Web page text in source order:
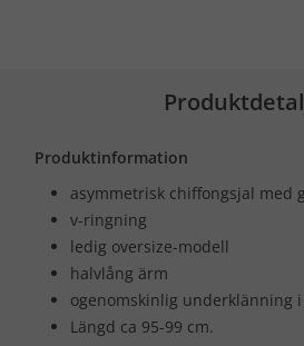
Produktinformation
asymmetrisk chiffongsjal med
v-ringning
ledig oversize-modell
halvlång ärm
ogenomskinlig underklänning
Längd ca 95-99 cm.